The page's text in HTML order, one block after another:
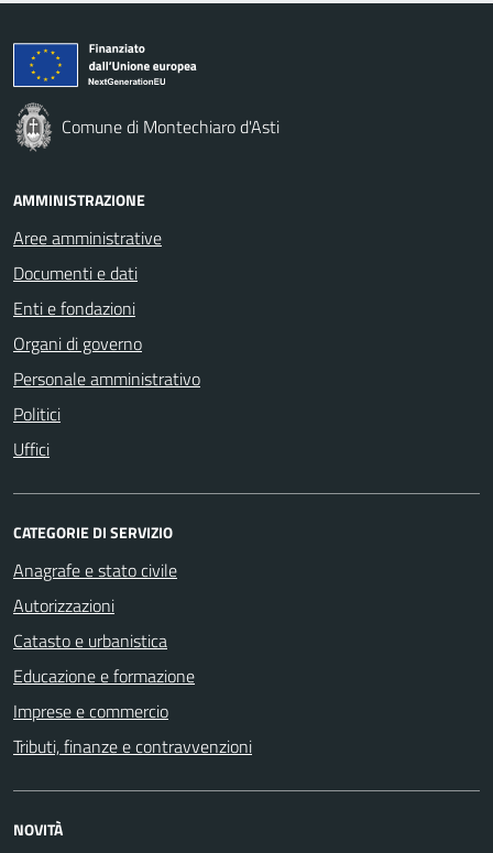
Comune di Montechiaro d'Asti
AMMINISTRAZIONE
Aree amministrative
Documenti e dati
Enti e fondazioni
Organi di governo
Personale amministrativo
Politici
Uffici
CATEGORIE DI SERVIZIO
Anagrafe e stato civile
Autorizzazioni
Catasto e urbanistica
Educazione e formazione
Imprese e commercio
Tributi, finanze e contravvenzioni
NOVITÀ